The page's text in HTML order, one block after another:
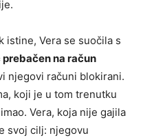
istine, Vera se suočila s
prebačen na račun
njegovi računi blokirani.
koji je u tom trenutku
Vera, koja nije gajila
svoj cilj: njegovu